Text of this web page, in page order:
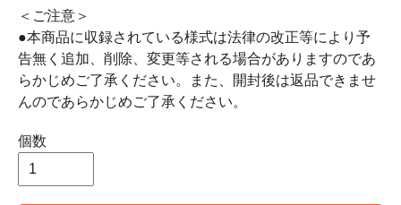
＜ご注意＞
●本商品に収録されている様式は法律の改正等により予
告無く追加、削除、変更等される場合がありますのであ
らかじめご了承ください。また、開封後は返品できませ
んのであらかじめご了承ください。
個数